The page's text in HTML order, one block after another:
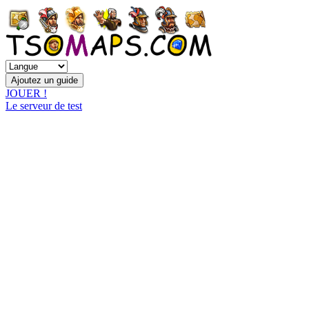
JOUER !
Le serveur de test